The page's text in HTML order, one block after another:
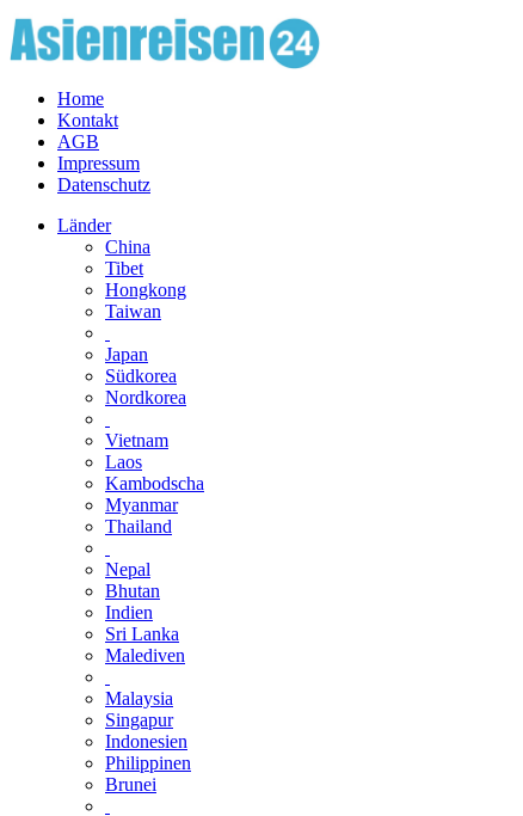
Home
Kontakt
AGB
Impressum
Datenschutz
Länder
China
Tibet
Hongkong
Taiwan
Japan
Südkorea
Nordkorea
Vietnam
Laos
Kambodscha
Myanmar
Thailand
Nepal
Bhutan
Indien
Sri Lanka
Malediven
Malaysia
Singapur
Indonesien
Philippinen
Brunei